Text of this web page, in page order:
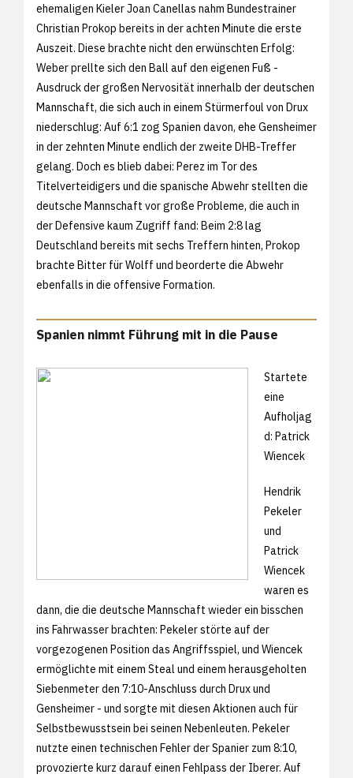
ehemaligen Kieler Joan Canellas nahm Bundestrainer
Christian Prokop bereits in der achten Minute die erste
Auszeit. Diese brachte nicht den erwünschten Erfolg:
Weber prellte sich den Ball auf den eigenen Fuß -
Ausdruck der großen Nervosität innerhalb der deutschen
Mannschaft, die sich auch in einem Stürmerfoul von Drux
niederschlug: Auf 6:1 zog Spanien davon, ehe Gensheimer
in der zehnten Minute endlich der zweite DHB-Treffer
gelang. Doch es blieb dabei: Perez im Tor des
Titelverteidigers und die spanische Abwehr stellten die
deutsche Mannschaft vor große Probleme, die auch in
der Defensive kaum Zugriff fand: Beim 2:8 lag
Deutschland bereits mit sechs Treffern hinten, Prokop
brachte Bitter für Wolff und beorderte die Abwehr
ebenfalls in die offensive Formation.
Spanien nimmt Führung mit in die Pause
Startete
eine
Aufholjag
d: Patrick
Wiencek
Hendrik
Pekeler
und
Patrick
Wiencek
waren es
dann, die die deutsche Mannschaft wieder ein bisschen
ins Fahrwasser brachten: Pekeler störte auf der
vorgezogenen Position das Angriffsspiel, und Wiencek
ermöglichte mit einem Steal und einem herausgeholten
Siebenmeter den 7:10-Anschluss durch Drux und
Gensheimer - und sorgte mit diesen Aktionen auch für
Selbstbewusstsein bei seinen Nebenleuten. Pekeler
nutzte einen technischen Fehler der Spanier zum 8:10,
provozierte kurz darauf einen Fehlpass der Iberer. Auf